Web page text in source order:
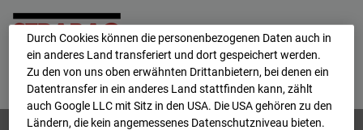
Home E-Mail Impressum
Login
Deutsch / English
Durch Cookies können die personenbezogenen Daten auch in
ein anderes Land transferiert und dort gespeichert werden.
Zu den von uns oben erwähnten Drittanbietern, bei denen ein
Datentransfer in ein anderes Land stattfinden kann, zählt
auch Google LLC mit Sitz in den USA. Die USA gehören zu den
Ländern, die kein angemessenes Datenschutzniveau bieten.